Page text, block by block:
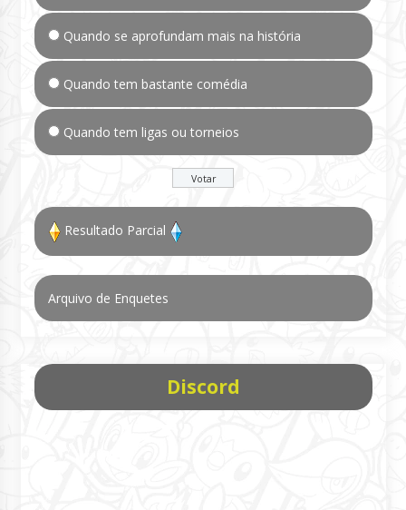
Quando se aprofundam mais na história
Quando tem bastante comédia
Quando tem ligas ou torneios
Resultado Parcial
Arquivo de Enquetes
Discord